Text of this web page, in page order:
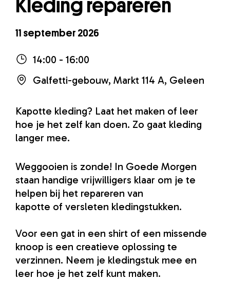
Kleding repareren
11 september 2026
14:00 - 16:00
Galfetti-gebouw, Markt 114 A, Geleen
Kapotte kleding? Laat het maken of leer
hoe je het zelf kan doen. Zo gaat kleding
langer mee.
Weggooien is zonde! In Goede Morgen
staan handige vrijwilligers klaar om je te
helpen bij het repareren van
kapotte of versleten kledingstukken.
Voor een gat in een shirt of een missende
knoop is een creatieve oplossing te
verzinnen. Neem je kledingstuk mee en
leer hoe je het zelf kunt maken.